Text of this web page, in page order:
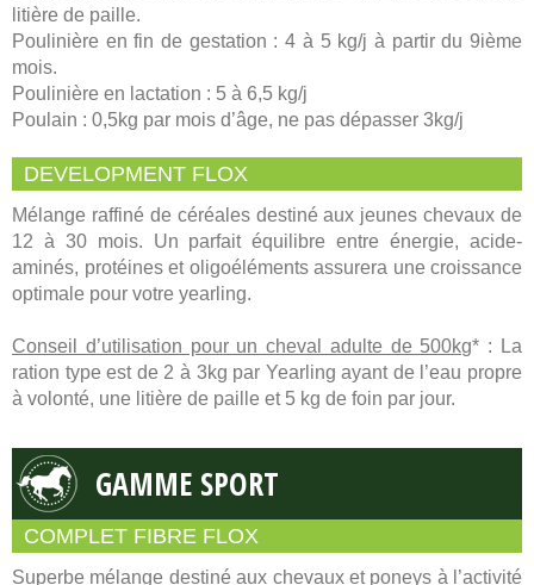
litière de paille.
Poulinière en fin de gestation : 4 à 5 kg/j à partir du 9ième
mois.
Poulinière en lactation : 5 à 6,5 kg/j
Poulain : 0,5kg par mois d’âge, ne pas dépasser 3kg/j
DEVELOPMENT FLOX
Mélange raffiné de céréales destiné aux jeunes chevaux de
12 à 30 mois. Un parfait équilibre entre énergie, acide-
aminés, protéines et oligoéléments assurera une croissance
optimale pour votre yearling.
Conseil d’utilisation pour un cheval adulte de 500kg* : La
ration type est de 2 à 3kg par Yearling ayant de l’eau propre
à volonté, une litière de paille et 5 kg de foin par jour.
GAMME SPORT
COMPLET FIBRE FLOX
Superbe mélange destiné aux chevaux et poneys à l’activité